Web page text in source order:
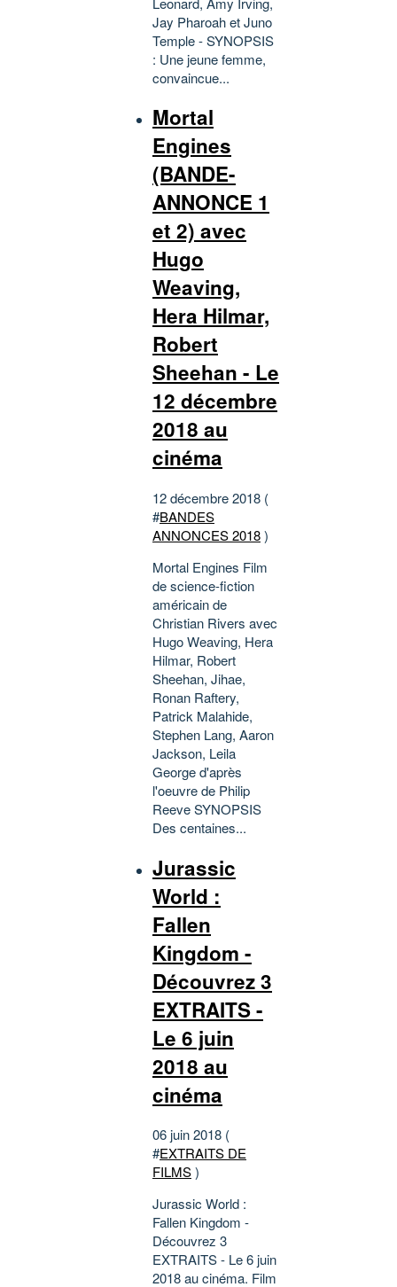
Jay Pharoah et Juno
Temple - SYNOPSIS
: Une jeune femme,
convaincue...
Mortal
Engines
(BANDE-
ANNONCE 1
et 2) avec
Hugo
Weaving,
Hera Hilmar,
Robert
Sheehan - Le
12 décembre
2018 au
cinéma
12 décembre 2018 (
#BANDES
ANNONCES 2018)
Mortal Engines Film
de science-fiction
américain de
Christian Rivers avec
Hugo Weaving, Hera
Hilmar, Robert
Sheehan, Jihae,
Ronan Raftery,
Patrick Malahide,
Stephen Lang, Aaron
Jackson, Leila
George d'après
l'oeuvre de Philip
Reeve SYNOPSIS
Des centaines...
Jurassic
World :
Fallen
Kingdom -
Découvrez 3
EXTRAITS -
Le 6 juin
2018 au
cinéma
06 juin 2018 (
#EXTRAITS DE
FILMS)
Jurassic World :
Fallen Kingdom -
Découvrez 3
EXTRAITS - Le 6 juin
2018 au cinéma. Film